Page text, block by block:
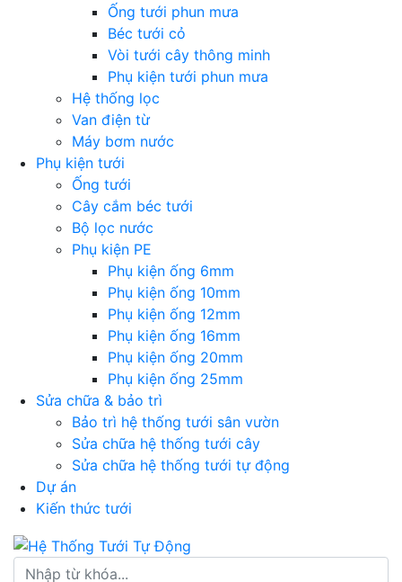
Ống tưới phun mưa
Béc tưới cỏ
Vòi tưới cây thông minh
Phụ kiện tưới phun mưa
Hệ thống lọc
Van điện từ
Máy bơm nước
Phụ kiện tưới
Ống tưới
Cây cắm béc tưới
Bộ lọc nước
Phụ kiện PE
Phụ kiện ống 6mm
Phụ kiện ống 10mm
Phụ kiện ống 12mm
Phụ kiện ống 16mm
Phụ kiện ống 20mm
Phụ kiện ống 25mm
Sửa chữa & bảo trì
Bảo trì hệ thống tưới sân vườn
Sửa chữa hệ thống tưới cây
Sửa chữa hệ thống tưới tự động
Dự án
Kiến thức tưới